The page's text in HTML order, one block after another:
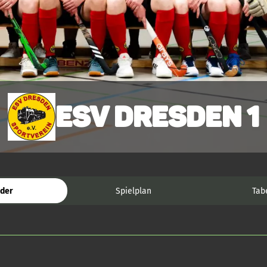
ESV Dresden 1
Spielplan